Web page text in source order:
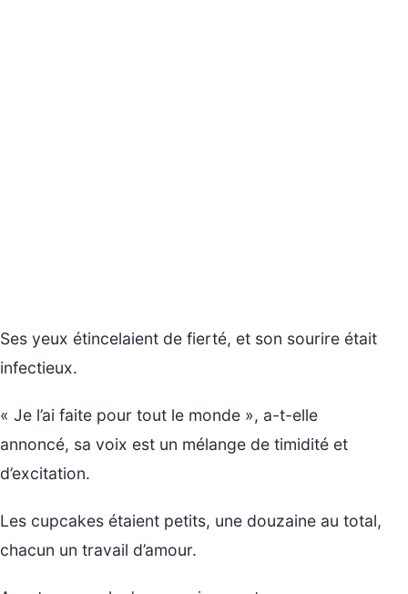
Ses yeux étincelaient de fierté, et son sourire était
infectieux.
« Je l’ai faite pour tout le monde », a-t-elle
annoncé, sa voix est un mélange de timidité et
d’excitation.
Les cupcakes étaient petits, une douzaine au total,
chacun un travail d’amour.